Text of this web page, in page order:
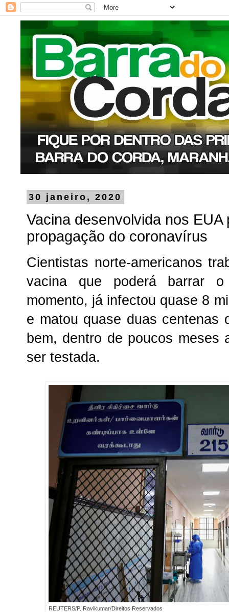
30 janeiro, 2020
Vacina desenvolvida nos EUA
propagação do coronavírus
Cientistas norte-americanos
vacina que poderá barrar
momento, já infectou quase 8
e matou quase duas centenas
bem, dentro de poucos meses
ser testada.
REUTERS/P. Ravikumar/Direitos Reservados